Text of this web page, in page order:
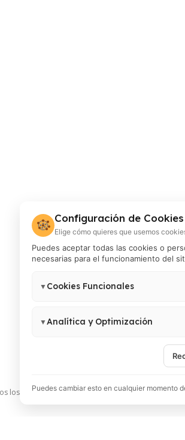
los derechos reservados
🍪 Configuración de Cookies
Elige cómo quieres que usemos
Puedes aceptar todas las cookies o
necesarias para el funcionamiento del
▼ Cookies Funcionales
no pueden desactivarse.
▼Analítica y Optimización
Analytics 4, Google Tag Manager y Meta
Puedes cambiar esto en cualquier momento